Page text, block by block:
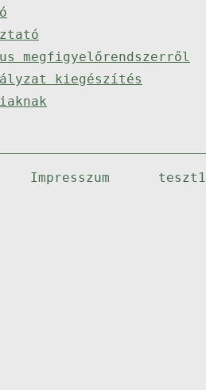
megfigyelőrendszerről
kiegészítés
Impresszum teszt1